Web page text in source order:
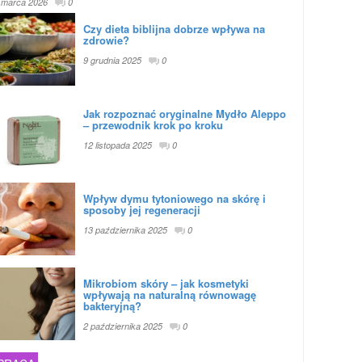
Czy dieta biblijna dobrze wpływa na
zdrowie?
9 grudnia 2025 0
Jak rozpoznać oryginalne Mydło Aleppo
– przewodnik krok po kroku
12 listopada 2025 0
Wpływ dymu tytoniowego na skórę i
sposoby jej regeneracji
13 października 2025 0
Mikrobiom skóry – jak kosmetyki
wpływają na naturalną równowagę
bakteryjną?
2 października 2025 0